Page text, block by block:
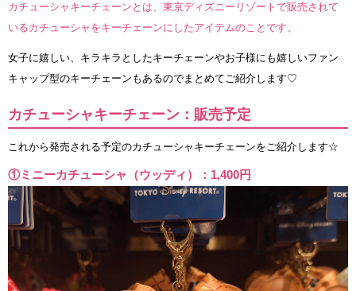
カチューシャキーチェーンとは、東京ディズニーリゾートで販売されて
いるカチューシャをキーチェーンにしたアイテムのことです。
女子に嬉しい、キラキラとしたキーチェーンやお子様にも嬉しいファン
キャップ型のキーチェーンもあるのでまとめてご紹介します♡
カチューシャキーチェーン：販売予定
これから発売される予定のカチューシャキーチェーンをご紹介します☆
①ミニーカチューシャ（ウッディ）：1,400円